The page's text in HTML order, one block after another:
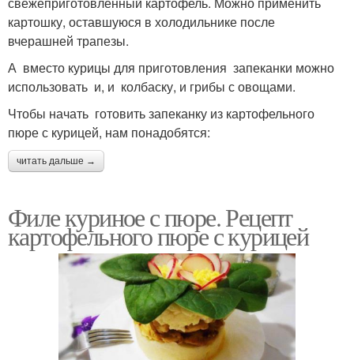
картошку, оставшуюся в холодильнике после
вчерашней трапезы.
А вместо курицы для приготовления запеканки можно
использовать и, и колбаску, и грибы с овощами.
Чтобы начать готовить запеканку из картофельного
пюре с курицей, нам понадобятся:
читать дальше →
Филе куриное с пюре. Рецепт
картофельного пюре с курицей